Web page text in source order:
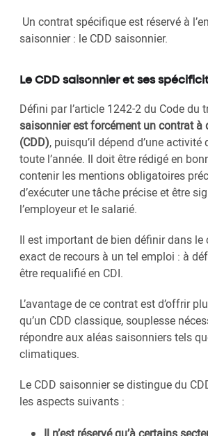
Un contrat spécifique est réservé à
saisonnier : le CDD saisonnier.
Le CDD saisonnier et ses
Défini par l’article 1242-2 du Code du
saisonnier est forcément un contrat à
(CDD), puisqu’il dépend d’une
toute l’année. Il doit être rédigé en
contenir les mentions obligatoires
d’exécuter une tâche précise et être
l’employeur et le salarié.
Il est important de bien définir dans
exact de recours à un tel emploi : à
être requalifié en CDI.
L’avantage de ce contrat est d’offrir
qu’un CDD classique, souplesse
répondre aux aléas saisonniers tels
climatiques.
Le CDD saisonnier se distingue du
les aspects suivants :